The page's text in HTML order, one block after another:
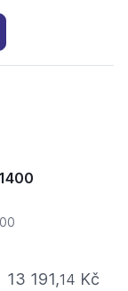
13 191,14 Kč